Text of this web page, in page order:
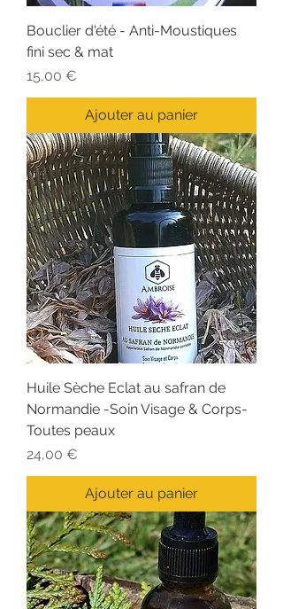
Bouclier d'été - Anti-Moustiques
fini sec & mat
Prix
15,00 €
Ajouter au panier
Huile Sèche Eclat au safran de
Normandie -Soin Visage & Corps-
Toutes peaux
Prix
24,00 €
Ajouter au panier